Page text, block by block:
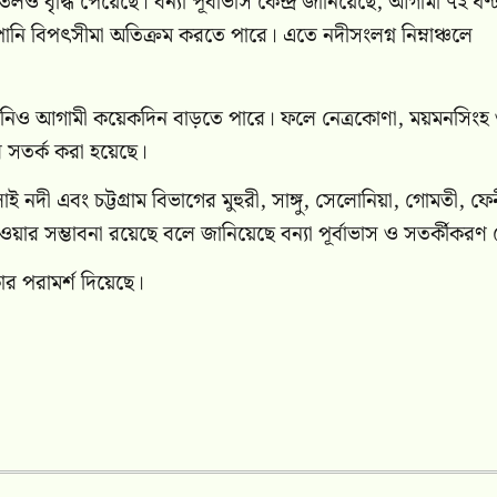
বিপৎসীমা অতিক্রম করতে পারে। এতে নদীসংলগ্ন নিম্নাঞ্চলে
আগামী কয়েকদিন বাড়তে পারে। ফলে নেত্রকোণা,
সতর্ক করা হয়েছে।
এবং চট্টগ্রাম বিভাগের মুহুরী, সাঙ্গু, সেলোনিয়া, গোমতী,
সম্ভাবনা রয়েছে বলে জানিয়েছে বন্যা পূর্বাভাস ও সতর্কীকরণ
পরামর্শ দিয়েছে।